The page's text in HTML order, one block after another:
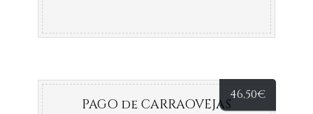
46,50€
PAGO de CARRAOVEJAS